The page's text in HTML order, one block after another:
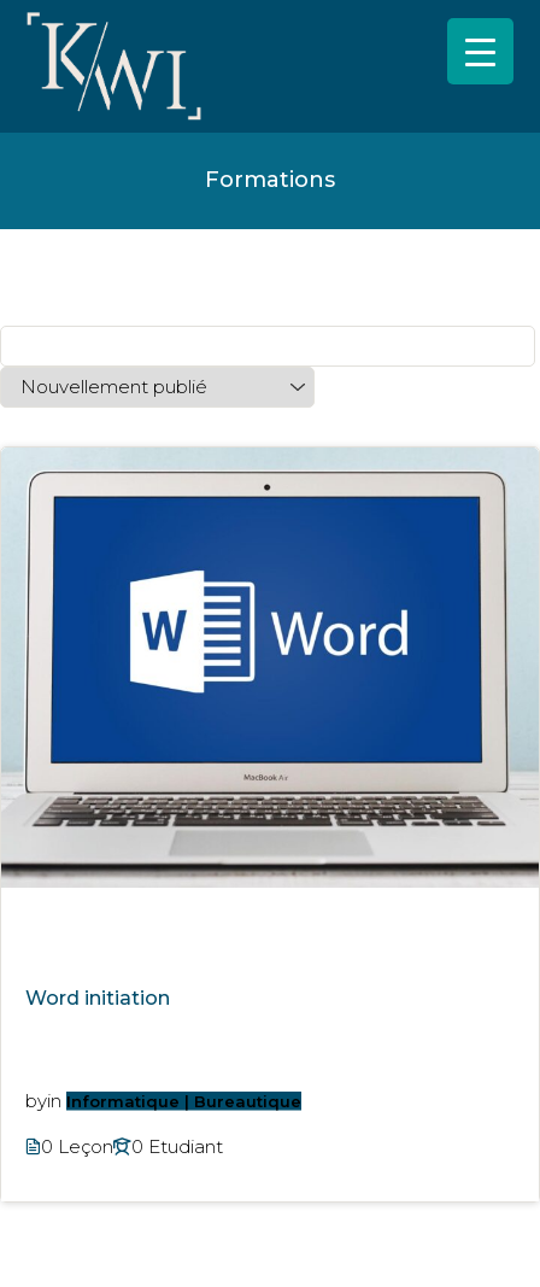
Formations
Word initiation
byin Informatique | Bureautique
0 Leçon 0 Etudiant